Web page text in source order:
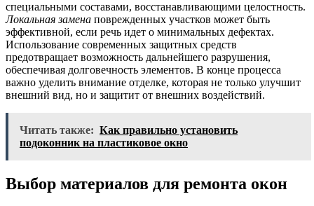
специальными составами, восстанавливающими целостность.
Локальная замена поврежденных участков может быть
эффективной, если речь идет о минимальных дефектах.
Использование современных защитных средств
предотвращает возможность дальнейшего разрушения,
обеспечивая долговечность элементов. В конце процесса
важно уделить внимание отделке, которая не только улучшит
внешний вид, но и защитит от внешних воздействий.
Читать также: Как правильно установить
подоконник на пластиковое окно
Выбор материалов для ремонта окон